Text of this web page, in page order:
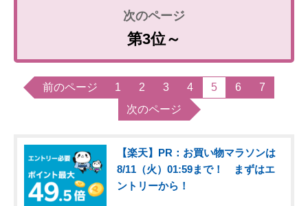
第3位～
前のページ 1 2 3 4 5 6
7
次のページ
【楽天】PR：お買い物マラソンは
8/11（火）01:59まで！ まずはエ
ントリーから！